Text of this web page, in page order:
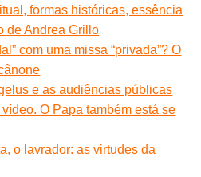
formas históricas, essência
de Andrea Grillo
com uma missa “privada”? O
e as audiências públicas
O Papa também está se
o lavrador: as virtudes da